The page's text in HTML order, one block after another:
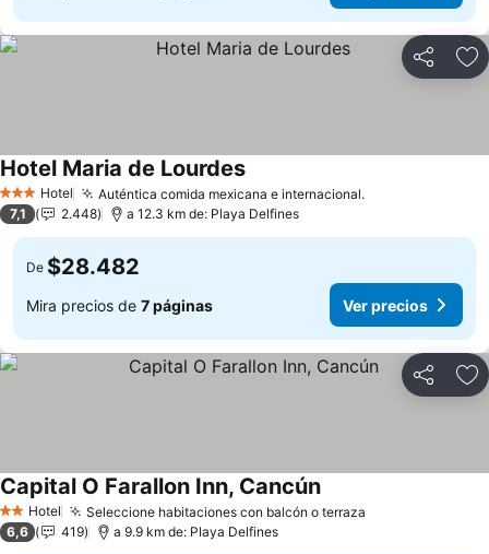
Compartir
3 Estrellas
Hotel Auténtica comida mexicana e internacional.
Hotel Maria de Lourdes
7,1 2.448 a 12.3 km de: Playa Delfines
De $28.482
Mira precios de 7 páginas Ver precios
Compartir
2 Estrellas
Hotel Seleccione habitaciones con balcón o terraza
Capital O Farallon Inn, Cancún
6,6 419 a 9.9 km de: Playa Delfines